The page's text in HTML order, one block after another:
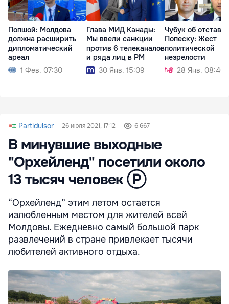
Попшой: Молдова
должна расширить
дипломатический
ареал
1 Фев. 07:30
Глава МИД Канады:
Мы ввели санкции
против 6 телеканалов
и ряда лиц в РМ
30 Янв. 15:09
Чубук об отставке
Попеску: Жест
политической
незрелости
28 Янв. 08:40
Partidulsor 26 июля 2021, 17:12 6 667
В минувшие выходные
"Орхейленд" посетили около
13 тысяч человек Ⓟ
“Орхейленд” этим летом остается
излюбленным местом для жителей всей
Молдовы. Ежедневно самый большой парк
развлечений в стране привлекает тысячи
любителей активного отдыха.